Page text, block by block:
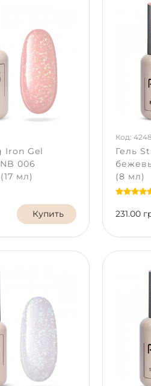
Iron Gel
006
мл)
Купить
Код: 4248
Гель
(8 мл)
231.00